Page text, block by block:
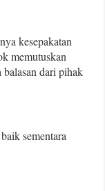
kesepakatan
memutuskan
balasan dari pihak
sementara